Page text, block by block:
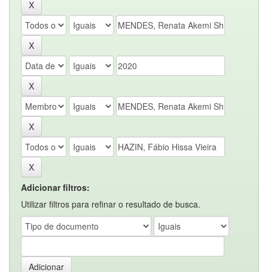
Adicionar filtros:
Utilizar filtros para refinar o resultado de busca.